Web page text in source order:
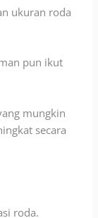
ukuran roda
pun ikut
mungkin
secara
roda.